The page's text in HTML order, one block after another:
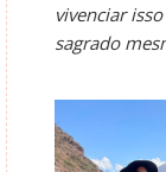
vivenciar
sagrado